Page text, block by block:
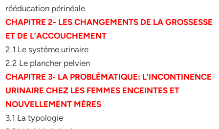
rééducation périnéale
CHAPITRE 2- LES CHANGEMENTS DE LA GROSSESSE
ET DE L’ACCOUCHEMENT
2.1 Le système urinaire
2.2 Le plancher pelvien
CHAPITRE 3- LA PROBLÉMATIQUE: L’INCONTINENCE
URINAIRE CHEZ LES FEMMES ENCEINTES ET
NOUVELLEMENT MÈRES
3.1 La typologie